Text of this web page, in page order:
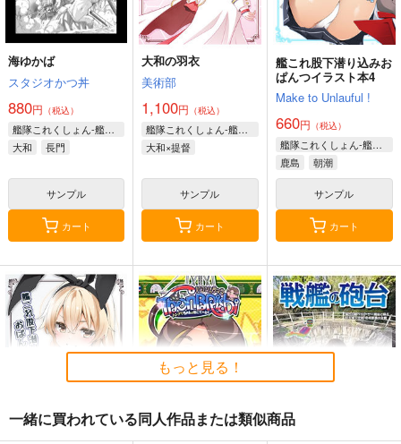
海ゆかば
スタジオかつ丼
880円 （税込）
艦隊これくしょん-艦これ-
大和
長門
サンプル
カート
大和の羽衣
美術部
1,100円 （税込）
艦隊これくしょん-艦これ-
大和×提督
サンプル
カート
艦これ股下潜り込みお
ぱんつイラスト本4
Make to Unlauful !
660円 （税込）
艦隊これくしょん-艦これ-
鹿島
朝潮
サンプル
カート
もっと見る！
一緒に買われている同人作品または類似商品